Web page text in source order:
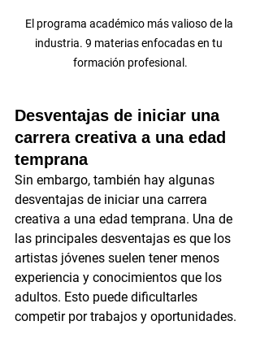
El programa académico más valioso de la
industria. 9 materias enfocadas en tu
formación profesional.
Desventajas de iniciar una
carrera creativa a una edad
temprana
Sin embargo, también hay algunas
desventajas de iniciar una carrera
creativa a una edad temprana. Una de
las principales desventajas es que los
artistas jóvenes suelen tener menos
experiencia y conocimientos que los
adultos. Esto puede dificultarles
competir por trabajos y oportunidades.